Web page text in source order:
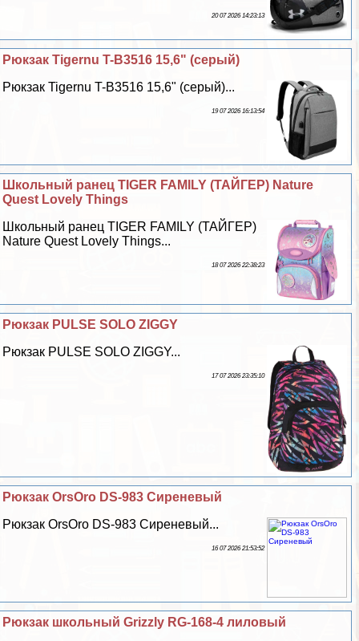
20 07 2026 14:23:13
Рюкзак Tigernu T-B3516 15,6" (серый)
Рюкзак Tigernu T-B3516 15,6" (серый)...
19 07 2026 16:13:54
Школьный ранец TIGER FAMILY (ТАЙГЕР) Nature
Quest Lovely Things
Школьный ранец TIGER FAMILY (ТАЙГЕР)
Nature Quest Lovely Things...
18 07 2026 22:38:23
Рюкзак PULSE SOLO ZIGGY
Рюкзак PULSE SOLO ZIGGY...
17 07 2026 23:35:10
Рюкзак OrsOro DS-983 Сиреневый
Рюкзак OrsOro DS-983 Сиреневый...
16 07 2026 21:53:52
Рюкзак школьный Grizzly RG-168-4 лиловый